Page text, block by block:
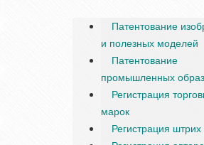
Патентование
и полезных моделей
Патентование
промышленных
Регистрация
марок
Регистрация штрих